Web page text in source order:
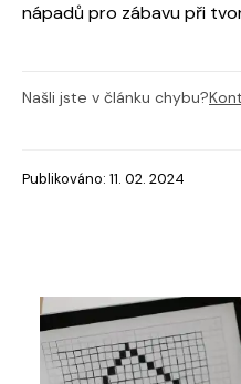
nápadů pro zábavu při
Našli jste v článku chybu?
Publikováno: 11. 02. 2024